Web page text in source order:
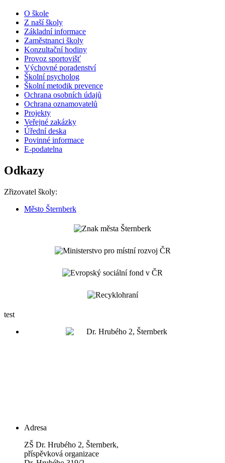
O škole
Z naší školy
Základní informace
Zaměstnanci školy
Konzultační hodiny
Provoz sportovišť
Výchovné poradenství
Školní psycholog
Školní metodik prevence
Ochrana osobních údajů
Ochrana oznamovatelů
Projekty
Veřejné zakázky
Úřední deska
Povinné informace
E-podatelna
Odkazy
Zřizovatel školy:
Město Šternberk
test
Adresa
ZŠ Dr. Hrubého 2, Šternberk,
příspěvková organizace